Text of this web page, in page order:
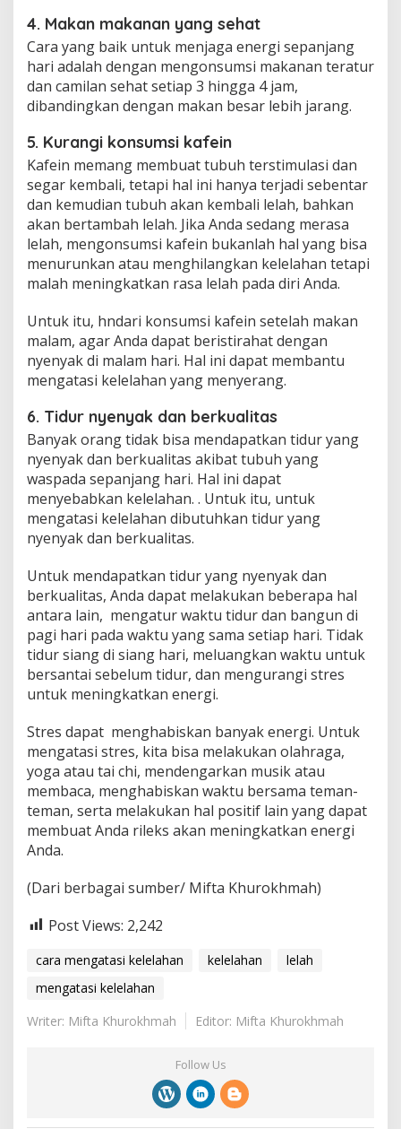
4. Makan makanan yang sehat
Cara yang baik untuk menjaga energi sepanjang
hari adalah dengan mengonsumsi makanan teratur
dan camilan sehat setiap 3 hingga 4 jam,
dibandingkan dengan makan besar lebih jarang.
5. Kurangi konsumsi kafein
Kafein memang membuat tubuh terstimulasi dan
segar kembali, tetapi hal ini hanya terjadi sebentar
dan kemudian tubuh akan kembali lelah, bahkan
akan bertambah lelah. Jika Anda sedang merasa
lelah, mengonsumsi kafein bukanlah hal yang bisa
menurunkan atau menghilangkan kelelahan tetapi
malah meningkatkan rasa lelah pada diri Anda.
Untuk itu, hndari konsumsi kafein setelah makan
malam, agar Anda dapat beristirahat dengan
nyenyak di malam hari. Hal ini dapat membantu
mengatasi kelelahan yang menyerang.
6. Tidur nyenyak dan berkualitas
Banyak orang tidak bisa mendapatkan tidur yang
nyenyak dan berkualitas akibat tubuh yang
waspada sepanjang hari. Hal ini dapat
menyebabkan kelelahan. . Untuk itu, untuk
mengatasi kelelahan dibutuhkan tidur yang
nyenyak dan berkualitas.
Untuk mendapatkan tidur yang nyenyak dan
berkualitas, Anda dapat melakukan beberapa hal
antara lain, mengatur waktu tidur dan bangun di
pagi hari pada waktu yang sama setiap hari. Tidak
tidur siang di siang hari, meluangkan waktu untuk
bersantai sebelum tidur, dan mengurangi stres
untuk meningkatkan energi.
Stres dapat menghabiskan banyak energi. Untuk
mengatasi stres, kita bisa melakukan olahraga,
yoga atau tai chi, mendengarkan musik atau
membaca, menghabiskan waktu bersama teman-
teman, serta melakukan hal positif lain yang dapat
membuat Anda rileks akan meningkatkan energi
Anda.
(Dari berbagai sumber/ Mifta Khurokhmah)
Post Views: 2,242
cara mengatasi kelelahan kelelahan
lelah
mengatasi kelelahan
Writer: Mifta Khurokhmah
Editor: Mifta Khurokhmah
Follow Us